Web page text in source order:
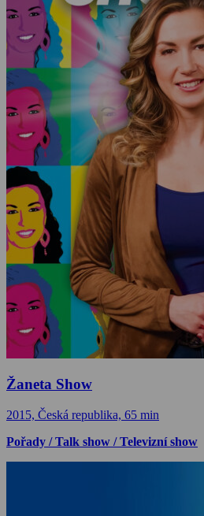
Žaneta Show
2015, Česká republika, 65 min
Pořady / Talk show / Televizní show